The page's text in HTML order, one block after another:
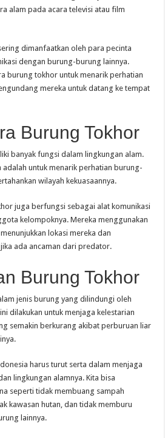
alam pada acara televisi atau film
dimanfaatkan oleh para pecinta
dengan burung-burung lainnya.
burung tokhor untuk menarik perhatian
mereka untuk datang ke tempat
Burung Tokhor
banyak fungsi dalam lingkungan alam.
adalah untuk menarik perhatian burung-
wilayah kekuasaannya.
juga berfungsi sebagai alat komunikasi
kelompoknya. Mereka menggunakan
lokasi mereka dan
ada ancaman dari predator.
Burung Tokhor
jenis burung yang dilindungi oleh
dilakukan untuk menjaga kelestarian
semakin berkurang akibat perburuan liar
harus turut serta dalam menjaga
lingkungan alamnya. Kita bisa
seperti tidak membuang sampah
kawasan hutan, dan tidak memburu
lainnya.